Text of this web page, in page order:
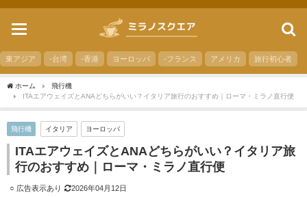
toggle
東アジア -台湾 -香港 ヨーロッパ -フランス アメリカ 旅行初心者
ホーム
飛行機
ITAエアウェイズとANAどちらがいい？イタリア旅行のおすすめ｜ローマ・ミラノ直行便
飛行機 イタリア ヨーロッパ
ITAエアウェイズとANAどちらがいい？イタリア旅
行のおすすめ｜ローマ・ミラノ直行便
2026年04月12日